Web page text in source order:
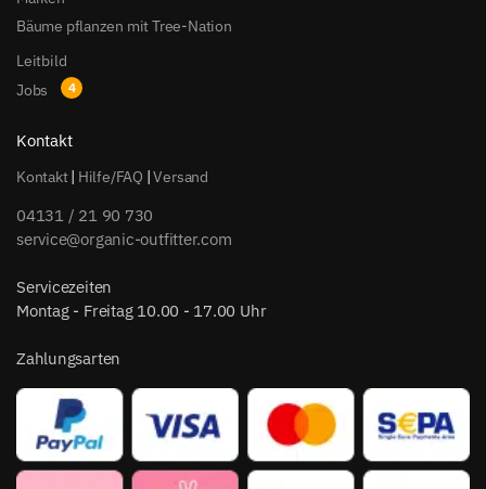
Bäume pflanzen mit Tree-Nation
Leitbild
Jobs
Kontakt
Kontakt| Hilfe/FAQ |Versand
04131 / 21 90 730
service@organic-outfitter.com
Servicezeiten
Montag - Freitag 10.00 - 17.00 Uhr
Zahlungsarten